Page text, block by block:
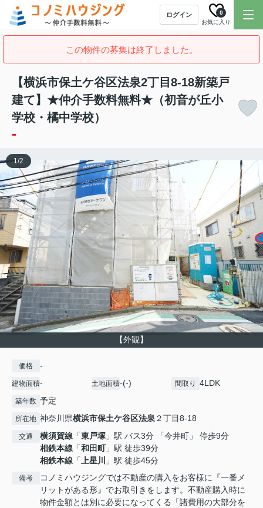
ログイン
お気に入り
0
この物件の募集は終了しました。
【横浜市保土ケ谷区法泉2丁目8-18新築戸
建て】★仲介手数料無料★（初音が丘小
学校・橘中学校）
-
【外観】
1/2
価格 -
建物面積- 土地面積-(-) 間取り 4LDK
築年数 予定
所在地 神奈川県横浜市保土ケ谷区法泉２丁目8-18
交通 横須賀線 「東戸塚 」駅 バス3分 「今井町」 停歩9分
相鉄本線 「和田町」駅 徒歩39分
相鉄本線 「上星川 」駅 徒歩45分
備考
コノミハウジングでは不動産の購入をお客様に『一番メ
リットがある形』でお取引きをします。不動産購入時に
物件金額とは別に必要になってくる「諸費用の大部分を